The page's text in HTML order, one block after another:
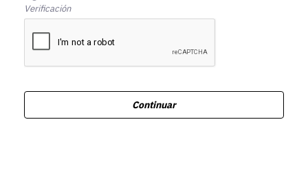
Verificación
Continuar